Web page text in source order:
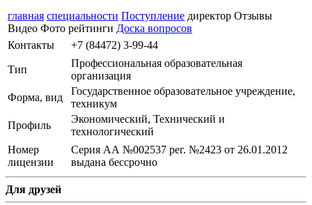
главная специальности Поступление директор Отзывы
Видео Фото рейтинги Доска вопросов
Контакты
+7 (84472) 3-99-44
Тип
Профессиональная образовательная
организация
Форма, вид
Государственное образовательное учреждение,
техникум
Профиль
Экономический, Технический и
технологический
Номер
лицензии
Серия АА №002537 рег. №2423 от 26.01.2012
выдана бессрочно
Для друзей